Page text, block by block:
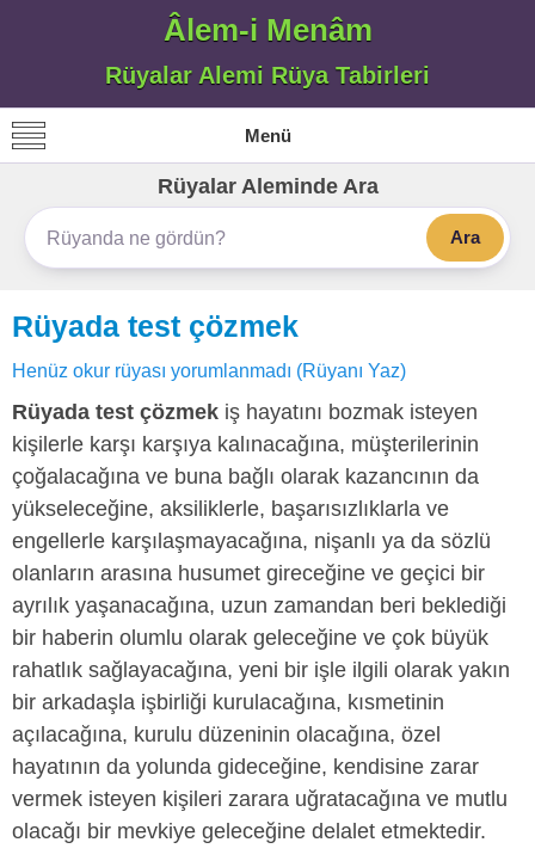
Âlem-i Menâm
Rüyalar Alemi Rüya Tabirleri
Menü
Rüyalar Aleminde Ara
Ara
Rüyada test çözmek
Henüz okur rüyası yorumlanmadı (Rüyanı Yaz)
Rüyada test çözmek iş hayatını bozmak isteyen
kişilerle karşı karşıya kalınacağına, müşterilerinin
çoğalacağına ve buna bağlı olarak kazancının da
yükseleceğine, aksiliklerle, başarısızlıklarla ve
engellerle karşılaşmayacağına, nişanlı ya da sözlü
olanların arasına husumet gireceğine ve geçici bir
ayrılık yaşanacağına, uzun zamandan beri beklediği
bir haberin olumlu olarak geleceğine ve çok büyük
rahatlık sağlayacağına, yeni bir işle ilgili olarak yakın
bir arkadaşla işbirliği kurulacağına, kısmetinin
açılacağına, kurulu düzeninin olacağına, özel
hayatının da yolunda gideceğine, kendisine zarar
vermek isteyen kişileri zarara uğratacağına ve mutlu
olacağı bir mevkiye geleceğine delalet etmektedir.